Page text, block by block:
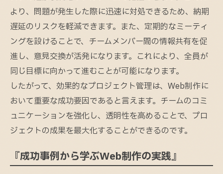
より、問題が発生した際に迅速に対処できるため、納期
遅延のリスクを軽減できます。また、定期的なミーティ
ングを設けることで、チームメンバー間の情報共有を促
進し、意見交換が活発になります。これにより、全員が
同じ目標に向かって進むことが可能になります。
したがって、効果的なプロジェクト管理は、Web制作に
おいて重要な成功要因であると言えます。チームのコミ
ュニケーションを強化し、透明性を高めることで、プロ
ジェクトの成果を最大化することができるのです。
『成功事例から学ぶWeb制作の実践』